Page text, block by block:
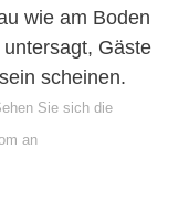
wie am Boden
Gäste
scheinen.
Sie sich die
an